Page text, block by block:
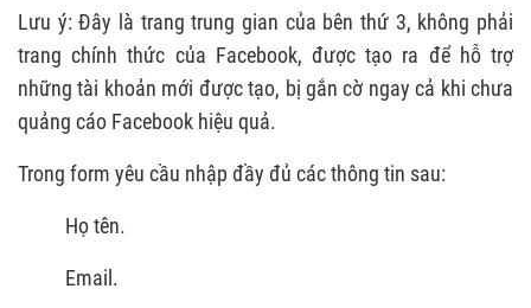
Lưu ý: Đây là trang trung gian của bên thứ 3, không phải
trang chính thức của Facebook, được tạo ra để hỗ trợ
những tài khoản mới được tạo, bị gắn cờ ngay cả khi chưa
quảng cáo Facebook hiệu quả.
Trong form yêu cầu nhập đầy đủ các thông tin sau:
Họ tên.
Email.